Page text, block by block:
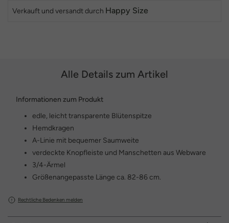
Verkauft und versandt durch Happy Size
Alle Details zum Artikel
Informationen zum Produkt
edle, leicht transparente Blütenspitze
Hemdkragen
A-Linie mit bequemer Saumweite
verdeckte Knopfleiste und Manschetten aus Webware
3/4-Ärmel
Größenangepasste Länge ca. 82-86 cm.
Rechtliche Bedenken melden